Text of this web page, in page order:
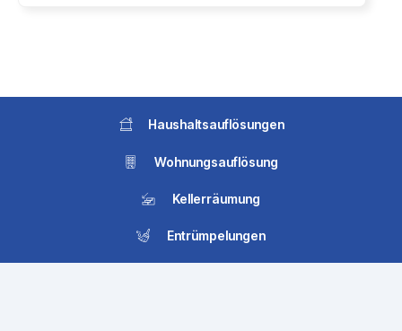
Haushaltsauflösungen
Wohnungsauflösung
Kellerräumung
Entrümpelungen